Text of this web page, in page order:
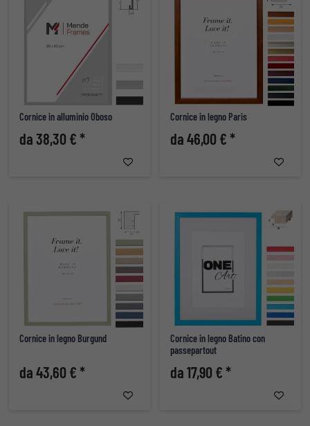
Cornice in alluminio Oboso
da 38,30 € *
Cornice in legno Paris
da 46,00 € *
Cornice in legno Burgund
da 43,60 € *
Cornice in legno Batino con
passepartout
da 17,90 € *